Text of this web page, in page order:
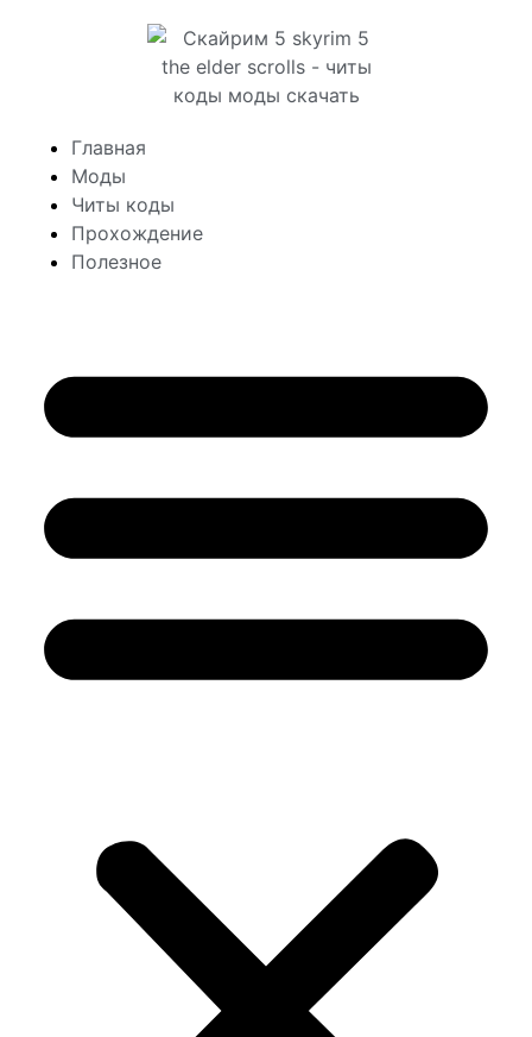
Главная
Моды
Читы коды
Прохождение
Полезное